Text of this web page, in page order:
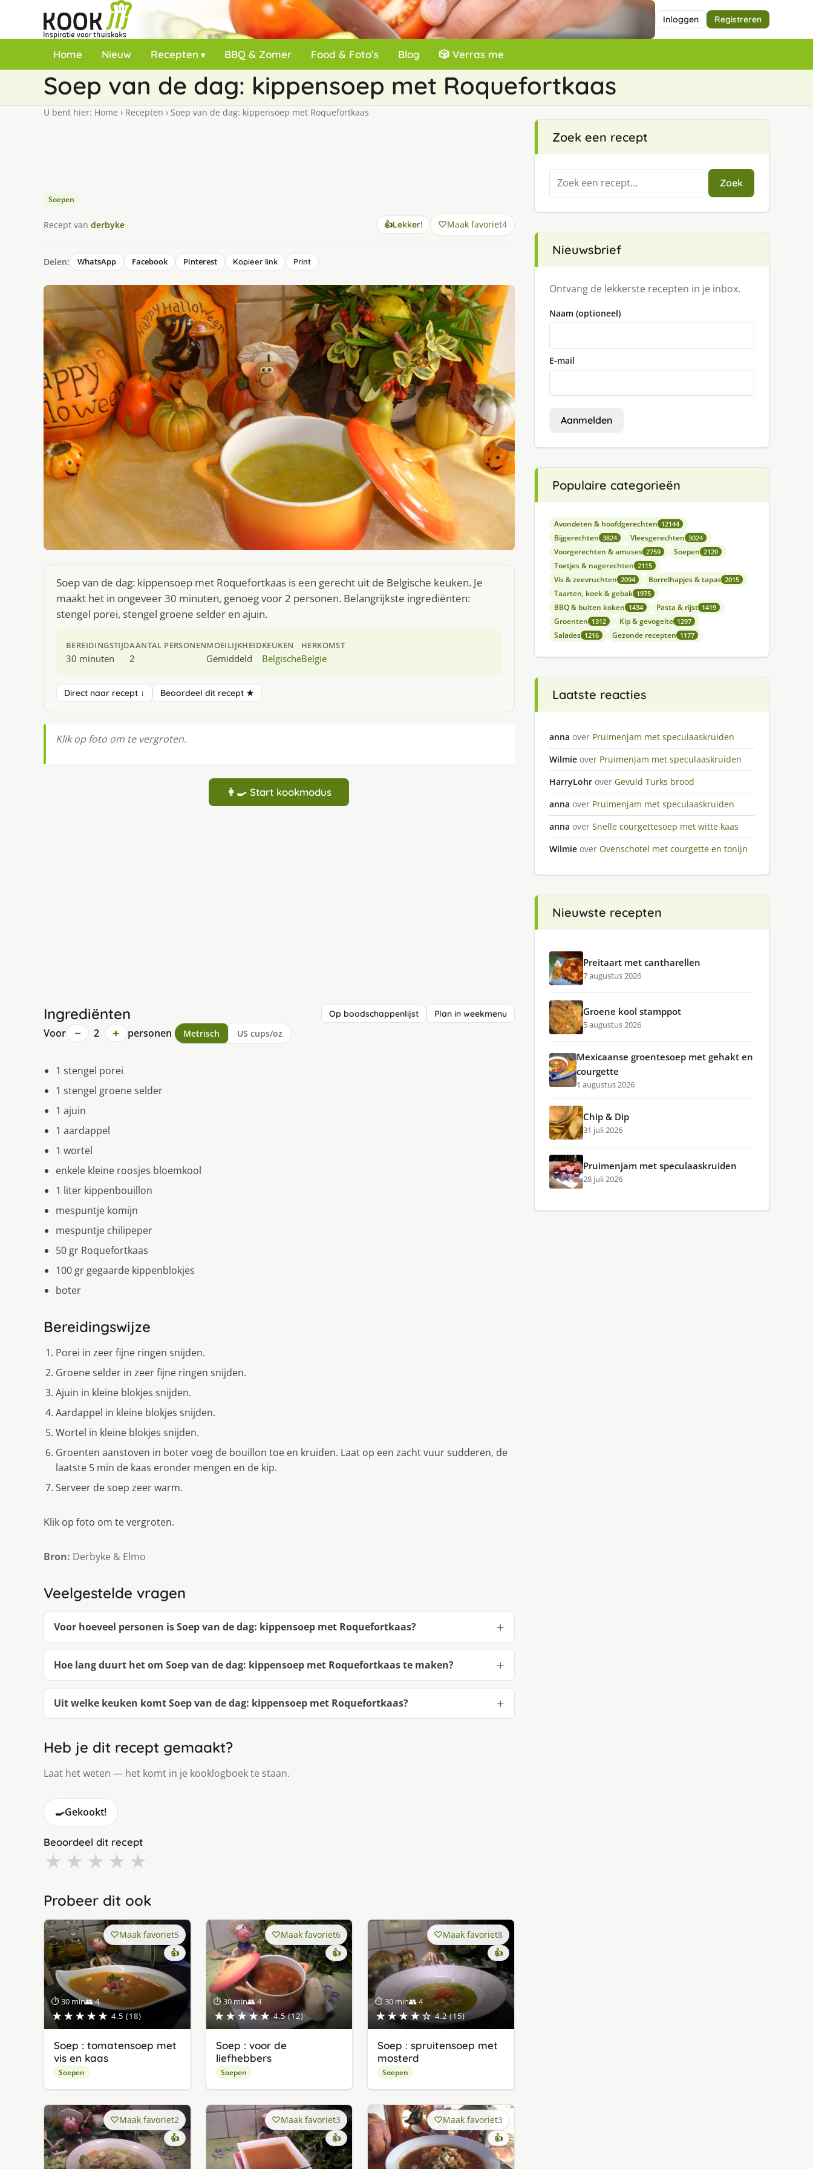
Inloggen Registreren
Home Nieuw Recepten BBQ & Zomer Food & Foto’s Blog 🎲 Verras me
Soep van de dag: kippensoep met Roquefortkaas
U bent hier: Home › Recepten › Soep van de dag: kippensoep met Roquefortkaas
Soepen
Recept van derbyke 👍Lekker! Maak favoriet4
Delen: WhatsApp Facebook Pinterest Kopieer link Print
Soep van de dag: kippensoep met Roquefortkaas is een gerecht uit de Belgische keuken. Je
maakt het in ongeveer 30 minuten, genoeg voor 2 personen. Belangrijkste ingrediënten:
stengel porei, stengel groene selder en ajuin.
BEREIDINGSTIJD
30 minuten
AANTAL PERSONEN
2
MOEILIJKHEID
Gemiddeld
KEUKEN
Belgische
HERKOMST
Belgie
Direct naar recept ↓ Beoordeel dit recept ★
Klik op foto om te vergroten.
👩‍🍳 Start kookmodus
Ingrediënten Op boodschappenlijst Plan in weekmenu
Voor − 2 + personen Metrisch US cups/oz
1 stengel porei
1 stengel groene selder
1 ajuin
1 aardappel
1 wortel
enkele kleine roosjes bloemkool
1 liter kippenbouillon
mespuntje komijn
mespuntje chilipeper
50 gr Roquefortkaas
100 gr gegaarde kippenblokjes
boter
Bereidingswijze
Porei in zeer fijne ringen snijden.
Groene selder in zeer fijne ringen snijden.
Ajuin in kleine blokjes snijden.
Aardappel in kleine blokjes snijden.
Wortel in kleine blokjes snijden.
Groenten aanstoven in boter voeg de bouillon toe en kruiden. Laat op een zacht vuur sudderen, de
laatste 5 min de kaas eronder mengen en de kip.
Serveer de soep zeer warm.
Klik op foto om te vergroten.
Bron: Derbyke & Elmo
Veelgestelde vragen
Voor hoeveel personen is Soep van de dag: kippensoep met Roquefortkaas?
Hoe lang duurt het om Soep van de dag: kippensoep met Roquefortkaas te maken?
Uit welke keuken komt Soep van de dag: kippensoep met Roquefortkaas?
Heb je dit recept gemaakt?
Laat het weten — het komt in je kooklogboek te staan.
🍳Gekookt!
Beoordeel dit recept
★ ★ ★ ★ ★
Probeer dit ook
⏱ 30 min👥 4
★★★★★ 4.5 (18)
Maak favoriet5
👍
Soep : tomatensoep met
vis en kaas
Soepen
⏱ 30 min👥 4
★★★★★ 4.5 (12)
Maak favoriet6
👍
Soep : voor de
liefhebbers
Soepen
⏱ 30 min👥 4
★★★★☆ 4.2 (15)
Maak favoriet8
👍
Soep : spruitensoep met
mosterd
Soepen
Maak favoriet2
👍
Maak favoriet3
👍
Maak favoriet3
👍
Zoek een recept
Zoeken
naar:
Zoek
Nieuwsbrief
Ontvang de lekkerste recepten in je inbox.
Naam (optioneel)
E-mail
Aanmelden
Populaire categorieën
Avondeten & hoofdgerechten 12144
Bijgerechten 3824 Vleesgerechten 3024
Voorgerechten & amuses 2759 Soepen 2120
Toetjes & nagerechten 2115
Vis & zeevruchten 2094 Borrelhapjes & tapas 2015
Taarten, koek & gebak 1975
BBQ & buiten koken 1434 Pasta & rijst 1419
Groenten 1312 Kip & gevogelte 1297
Salades 1216 Gezonde recepten 1177
Laatste reacties
anna over Pruimenjam met speculaaskruiden
Wilmie over Pruimenjam met speculaaskruiden
HarryLohr over Gevuld Turks brood
anna over Pruimenjam met speculaaskruiden
anna over Snelle courgettesoep met witte kaas
Wilmie over Ovenschotel met courgette en tonijn
Nieuwste recepten
Preitaart met cantharellen
7 augustus 2026
Groene kool stamppot
5 augustus 2026
Mexicaanse groentesoep met gehakt en
courgette
1 augustus 2026
Chip & Dip
31 juli 2026
Pruimenjam met speculaaskruiden
28 juli 2026